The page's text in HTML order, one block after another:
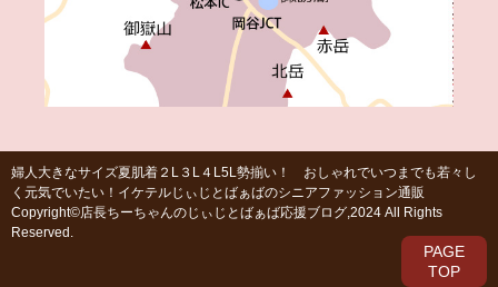
婦人大きなサイズ夏肌着２L３L４L5L勢揃い！ おしゃれでいつまでも若々し
く元気でいたい！イケテルじぃじとばぁばのシニアファッション通販
Copyright©店長ちーちゃんのじぃじとばぁば応援ブログ,2024 All Rights
Reserved.
PAGE
TOP